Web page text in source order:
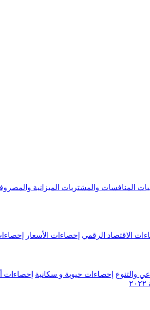
المنافسات والمشتريات الميزانية
الاقتصاد الرقمي إحصاءات الأسعار
والتنوع إحصاءات حيوية و سكانية إحصاءات